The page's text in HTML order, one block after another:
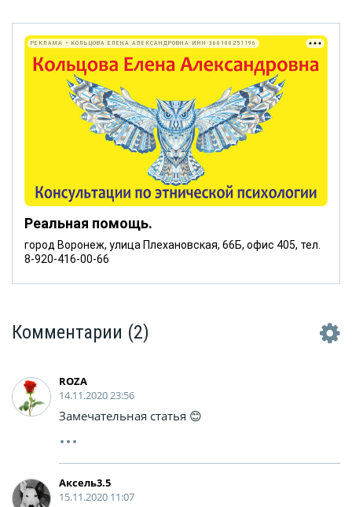
Реальная помощь.
город Воронеж, улица Плехановская, 66Б, офис 405, тел.
8-920-416-00-66
РЕКЛАМА • КОЛЬЦОВА ЕЛЕНА АЛЕКСАНДРОВНА ИНН 366100251196
Комментарии (2)
ROZA
14.11.2020 23:56
Замечательная статья 😊
Аксель3.5
15.11.2020 11:07